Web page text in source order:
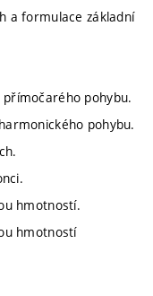
a formulace základní
pohybu.
pohybu.
hmotností.
hmotností